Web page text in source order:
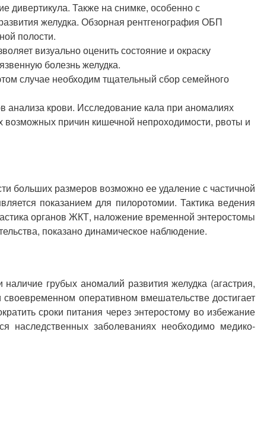
дивертикула. Также на снимке, особенно с
желудка. Обзорная рентгенография ОБП
полости.
визуально оценить состояние и окраску
болезнь желудка.
случае необходим тщательный сбор семейного
крови. Исследование кала при аномалиях
возможных причин кишечной непроходимости, рвоты и
больших размеров возможно ее удаление с частичной
показанием для пилоротомии. Тактика ведения
органов ЖКТ, наложение временной энтеростомы
показано динамическое наблюдение.
грубых аномалий развития желудка (агастрия,
оперативном вмешательстве достигает
сроки питания через энтеростому во избежание
заболеваниях необходимо медико-